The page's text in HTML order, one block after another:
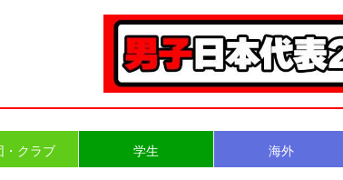
・クラブ 学生 海外